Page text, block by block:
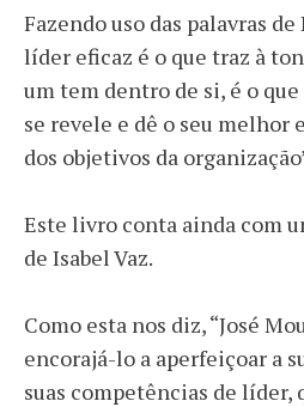
Fazendo uso das palavras
líder eficaz é o que traz à
um tem dentro de si, é o
se revele e dê o seu melhor
dos objetivos da
Este livro conta ainda com
de Isabel Vaz.
Como esta nos diz, “José
encorajá-lo a aperfeiçoar a
suas competências de líder,